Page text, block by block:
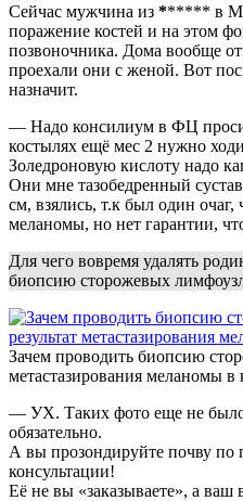
Сейчас мужчина из ****** в
поражение костей и на этом
позвоночника. Дома вообще
проехали они с женой. Вот
назначит.
— Надо консилиум в ФЦ
костылях ещё мес 2 нужно
Золедроновую кислоту надо
Они мне тазобедренный
см, взялись, т.к был один очаг,
меланомы, но нет гарантии,
Для чего вовремя удалять
биопсию сторожевых
Зачем проводить биопсию
метастазирования меланомы в
— УХ. Таких фото еще не
обязательно.
А вы прозондируйте почву по
консультации!
Её не вы «заказываете», а ваш